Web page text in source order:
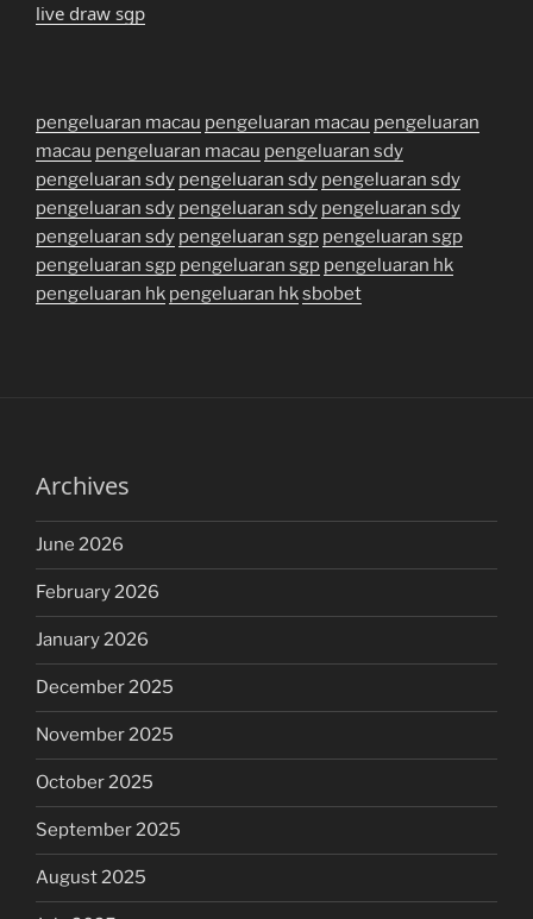
live draw sgp
pengeluaran macau pengeluaran macau pengeluaran
macau pengeluaran macau pengeluaran sdy
pengeluaran sdy pengeluaran sdy pengeluaran sdy
pengeluaran sdy pengeluaran sdy pengeluaran sdy
pengeluaran sdy pengeluaran sgp pengeluaran sgp
pengeluaran sgp pengeluaran sgp pengeluaran hk
pengeluaran hk pengeluaran hksbobet
Archives
June 2026
February 2026
January 2026
December 2025
November 2025
October 2025
September 2025
August 2025